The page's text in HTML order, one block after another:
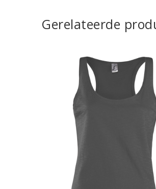
Gerelateerde